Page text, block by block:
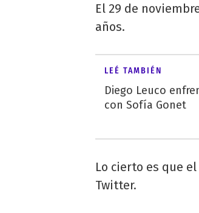
El 29 de
años.
LEÉ TAMBIÉN
Diego Leuco
con Sofía Gonet
Lo cierto es que
Twitter.